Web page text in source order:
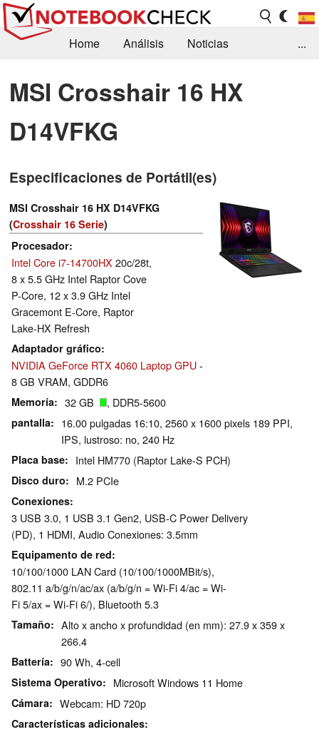
Home Análisis
Noticias
Orientación para la Compra
Busca
Contacto
...
MSI Crosshair 16 HX
D14VFKG
Especificaciones de Portátil(es)
MSI Crosshair 16 HX D14VFKG
(Crosshair 16 Serie)
Procesador
Intel Core i7-14700HX 20c/28t,
8 x 5.5 GHz Intel Raptor Cove
P-Core, 12 x 3.9 GHz Intel
Gracemont E-Core, Raptor
Lake-HX Refresh
Adaptador gráfico
NVIDIA GeForce RTX 4060 Laptop GPU-
8 GB VRAM, GDDR6
Memoría 32 GB , DDR5-5600
pantalla
16.00 pulgadas 16:10, 2560 x 1600 pixels 189 PPI,
IPS, lustroso: no, 240 Hz
Placa base Intel HM770 (Raptor Lake-S PCH)
Disco duro M.2 PCIe
Conexiones
3 USB 3.0, 1 USB 3.1 Gen2, USB-C Power Delivery
(PD), 1 HDMI, Audio Conexiones: 3.5mm
Equipamento de red
10/100/1000 LAN Card (10/100/1000MBit/s),
802.11 a/b/g/n/ac/ax (a/b/g/n = Wi-Fi 4/ac = Wi-
Fi 5/ax = Wi-Fi 6/), Bluetooth 5.3
Tamaño
Alto x ancho x profundidad (en mm): 27.9 x 359 x
266.4
Battería 90 Wh, 4-cell
Sistema Operativo Microsoft Windows 11 Home
Cámara Webcam: HD 720p
Características adicionales